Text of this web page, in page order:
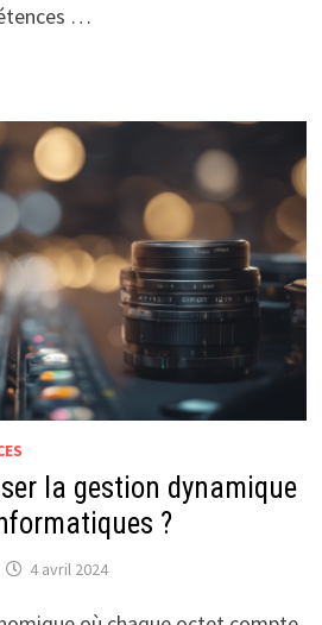
…
la gestion dynamique
?
4 avril 2024